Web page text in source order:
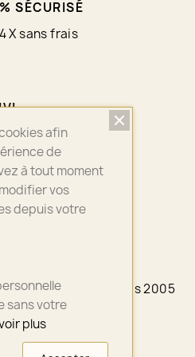
SÉCURISÉ
X sans frais
Mondial Relay
soin
petite Française depuis 2005
afin
de
à tout moment
vos
depuis votre
sans votre
plus